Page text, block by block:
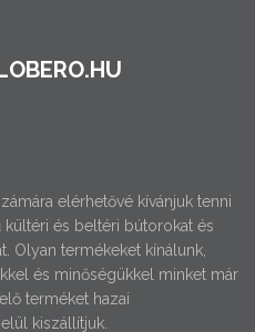
elérhetővé kívánjuk tenni
és beltéri bútorokat és
Olyan termékeket kínálunk,
és minőségükkel minket már
terméket hazai
kiszállítjuk.